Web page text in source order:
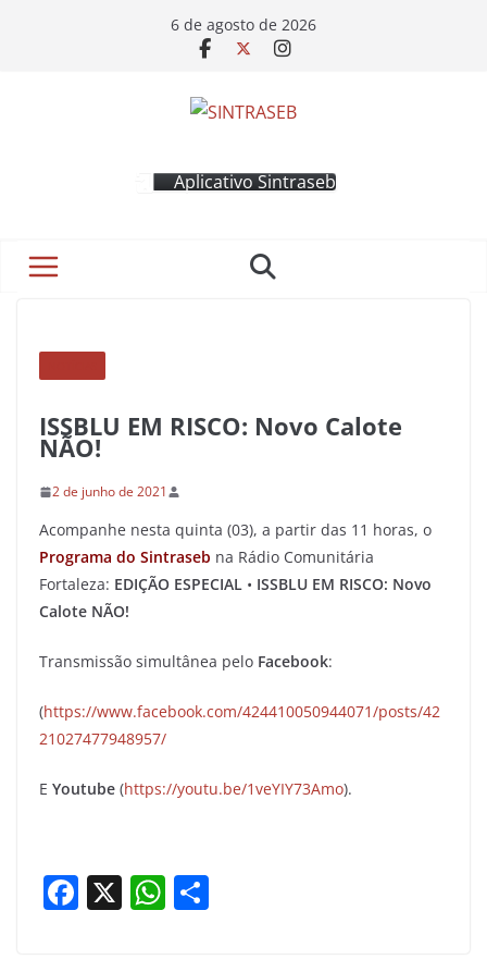
6 de agosto de 2026
Aplicativo Sintraseb
ISSBLU EM RISCO: Novo Calote
NÃO!
2 de junho de 2021
Acompanhe nesta quinta (03), a partir das 11 horas, o
Programa do Sintraseb na Rádio Comunitária
Fortaleza: EDIÇÃO ESPECIAL • ISSBLU EM RISCO: Novo
Calote NÃO!
Transmissão simultânea pelo Facebook:
(https://www.facebook.com/424410050944071/posts/42
21027477948957/
E Youtube (https://youtu.be/1veYIY73Amo).
F X W